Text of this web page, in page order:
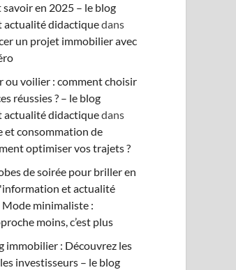
savoir en 2025 – le blog
didactiquedans
un projet immobilier avec
ou voilier : comment choisir
réussies ? – le blog
didactiquedans
et consommation de
optimiser vos trajets ?
de soirée pour briller en
et actualité
Mode minimaliste :
moins, c’est plus
immobilier : Découvrez les
investisseurs – le blog